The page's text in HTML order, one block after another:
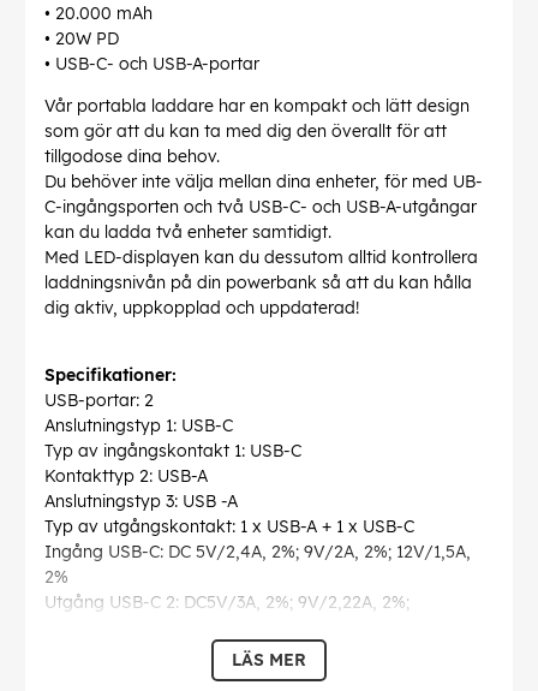
• 20.000 mAh
• 20W PD
• USB-C- och USB-A-portar
Vår portabla laddare har en kompakt och lätt design
som gör att du kan ta med dig den överallt för att
tillgodose dina behov.
Du behöver inte välja mellan dina enheter, för med UB-
C-ingångsporten och två USB-C- och USB-A-utgångar
kan du ladda två enheter samtidigt.
Med LED-displayen kan du dessutom alltid kontrollera
laddningsnivån på din powerbank så att du kan hålla
dig aktiv, uppkopplad och uppdaterad!
Specifikationer:
USB-portar: 2
Anslutningstyp 1: USB-C
Typ av ingångskontakt 1: USB-C
Kontakttyp 2: USB-A
Anslutningstyp 3: USB -A
Typ av utgångskontakt: 1 x USB-A + 1 x USB-C
Ingång USB-C: DC 5V/2,4A, 2%; 9V/2A, 2%; 12V/1,5A,
2%
Utgång USB-C 2: DC5V/3A, 2%; 9V/2,22A, 2%;
Utgång USB-A: DC 5V/3A, 2%; 9V/2,22A, 2%; 10V/2,25A,
LÄS MER